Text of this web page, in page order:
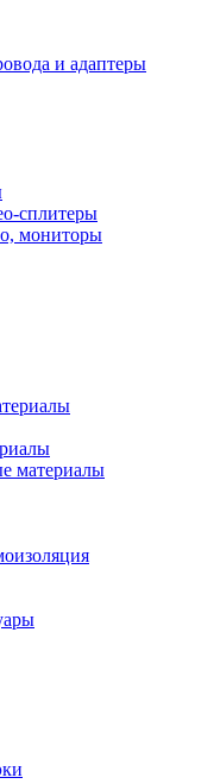
и адаптеры
сплитеры
мониторы
материалы